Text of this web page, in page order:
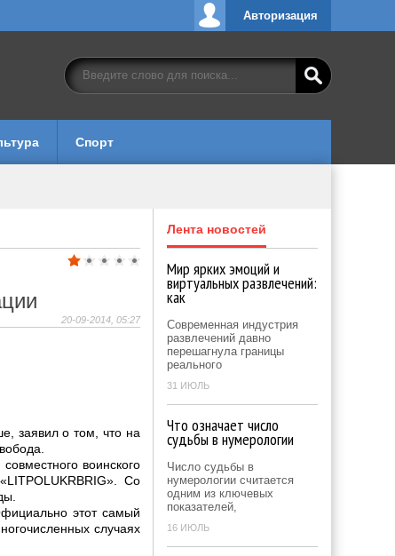
Авторизация
Спорт
20-09-2014, 05:27
заявил о том, что на
воинского
Со
этот самый
случаях
Лента новостей
Мир ярких эмоций и
виртуальных развлечений:
как
Современная индустрия
развлечений давно
перешагнула границы
реального
31 ИЮЛЬ
Что означает число
судьбы в нумерологии
Число судьбы в
нумерологии считается
одним из ключевых
показателей,
16 ИЮЛЬ